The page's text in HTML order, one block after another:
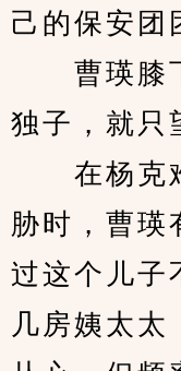
己的保安团
曹瑛膝下
独子，就只
在杨克难
胁时，曹瑛
过这个儿子
几房姨太太